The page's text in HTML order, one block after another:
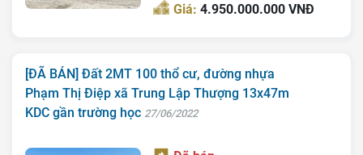
Giá:4.950.000.000 VNĐ
[ĐÃ BÁN] Đất 2MT 100 thổ cư, đường nhựa
Phạm Thị Điệp xã Trung Lập Thượng 13x47m
KDC gần trường học 27/06/2022